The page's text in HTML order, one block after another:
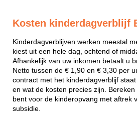
Kosten kinderdagverblijf
Kinderdagverblijven werken meestal
kiest uit een hele dag, ochtend of
Afhankelijk van uw inkomen betaalt u
Netto tussen de € 1,90 en € 3,30 per
contract met het kinderdagverblijf
en wat de kosten precies zijn.
bent voor de kinderopvang met aftrek
subsidie.